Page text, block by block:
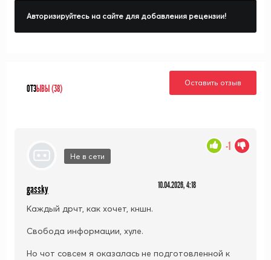
Авторизируйтесь на сайте для добавления рецензии!
ОТЗЫВЫ (38)
Оставить отзыв
Не в сети
gassky 10.04.2026, 4:18
Каждый дрчт, как хочет, кншн.
Свобода информации, хуле.
Но чот совсем я оказалась не подготовленной к
-1